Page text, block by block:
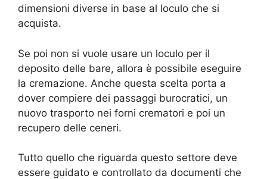
dimensioni diverse in base al loculo che si
acquista.
Se poi non si vuole usare un loculo per il
deposito delle bare, allora è possibile eseguire
la cremazione. Anche questa scelta porta a
dover compiere dei passaggi burocratici, un
nuovo trasporto nei forni crematori e poi un
recupero delle ceneri.
Tutto quello che riguarda questo settore deve
essere guidato e controllato da documenti che